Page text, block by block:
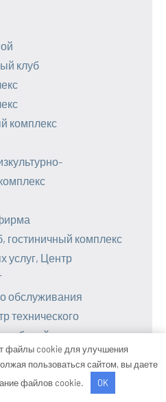
клуб
комплекс
гостиничный комплекс
услуг, Центр
обслуживания
технического
файлы cookie для улучшения
пользоваться сайтом, вы даете
файлов cookie.
OK